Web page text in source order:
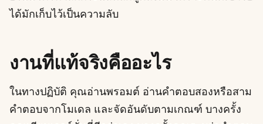
ได้มักเก็บไว้เป็นความลับ
งานที่แท้จริงคืออะไร
ในทางปฏิบัติ คุณอ่านพรอมต์ อ่านคำตอบสองหรือสาม
คำตอบจากโมเดล และจัดอันดับตามเกณฑ์ บางครั้ง